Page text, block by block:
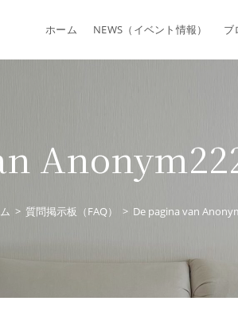
ホーム NEWS（イベント情報） ブ
> 質問掲示板（FAQ） > De pagina van